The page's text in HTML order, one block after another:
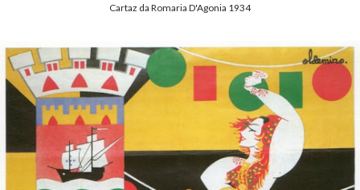
Cartaz da Romaria D'Agonia 1934